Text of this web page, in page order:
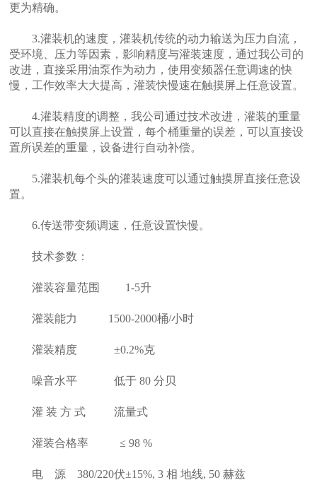
更为精确。
3.灌装机的速度，灌装机传统的动力输送为压力自流，
受环境、压力等因素，影响精度与灌装速度，通过我公司的
改进，直接采用油泵作为动力，使用变频器任意调速的快
慢，工作效率大大提高，灌装快慢速在触摸屏上任意设置。
4.灌装精度的调整，我公司通过技术改进，灌装的重量
可以直接在触摸屏上设置，每个桶重量的误差，可以直接设
置所误差的重量，设备进行自动补偿。
5.灌装机每个头的灌装速度可以通过触摸屏直接任意设
置。
6.传送带变频调速，任意设置快慢。
技术参数：
灌装容量范围 1-5升
灌装能力 1500-2000桶/小时
灌装精度 ±0.2%克
噪音水平 低于 80 分贝
灌 装 方 式 流量式
灌装合格率 ≤ 98 %
电 源 380/220伏±15%, 3 相 地线, 50 赫兹